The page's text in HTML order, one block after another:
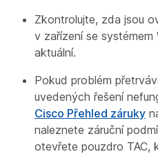
Zkontrolujte, zda jsou
v zařízení se
aktuální.
Pokud problém
uvedených řešení
Cisco Přehled záruky
naleznete záruční
otevřete pouzdro TAC,